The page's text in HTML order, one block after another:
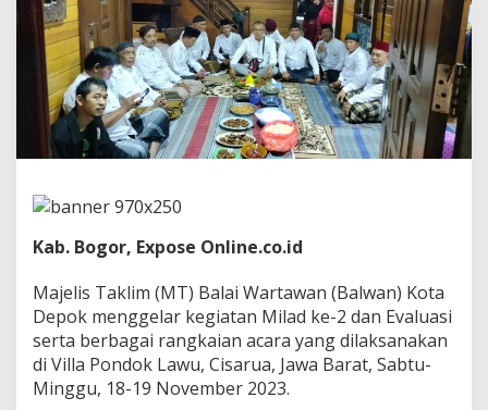
a
k
l
i
m
B
a
l
W
r
a
w
a
n
K
o
Kab. Bogor, Expose Online.co.id
Majelis Taklim (MT) Balai Wartawan (Balwan) Kota
Depok menggelar kegiatan Milad ke-2 dan Evaluasi
serta berbagai rangkaian acara yang dilaksanakan
di Villa Pondok Lawu, Cisarua, Jawa Barat, Sabtu-
Minggu, 18-19 November 2023.